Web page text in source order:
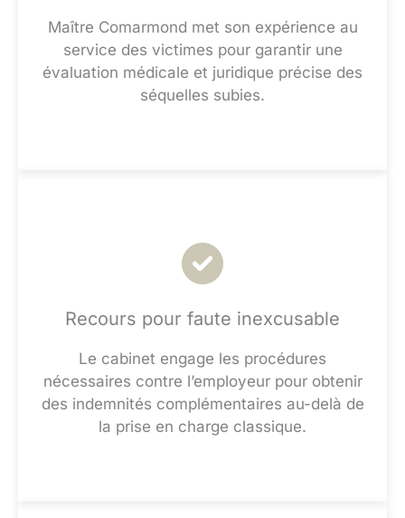
Maître Comarmond met son expérience au
service des victimes pour garantir une
évaluation médicale et juridique précise des
séquelles subies.
Recours pour faute inexcusable
Le cabinet engage les procédures
nécessaires contre l’employeur pour obtenir
des indemnités complémentaires au-delà de
la prise en charge classique.